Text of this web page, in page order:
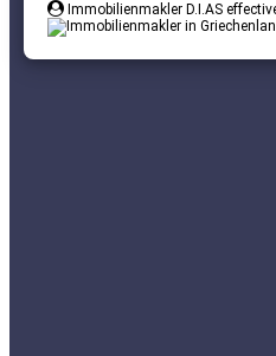
Immobilienmakler D.I.AS